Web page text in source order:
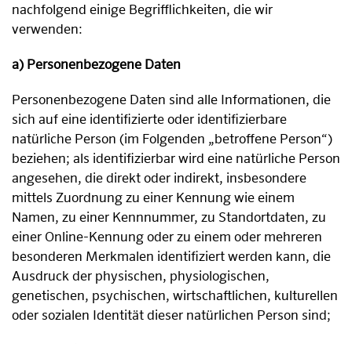
nachfolgend einige Begrifflichkeiten, die wir
verwenden:
a) Personenbezogene Daten
Personenbezogene Daten sind alle Informationen, die
sich auf eine identifizierte oder identifizierbare
natürliche Person (im Folgenden „betroffene Person“)
beziehen; als identifizierbar wird eine natürliche Person
angesehen, die direkt oder indirekt, insbesondere
mittels Zuordnung zu einer Kennung wie einem
Namen, zu einer Kennnummer, zu Standortdaten, zu
einer Online-Kennung oder zu einem oder mehreren
besonderen Merkmalen identifiziert werden kann, die
Ausdruck der physischen, physiologischen,
genetischen, psychischen, wirtschaftlichen, kulturellen
oder sozialen Identität dieser natürlichen Person sind;